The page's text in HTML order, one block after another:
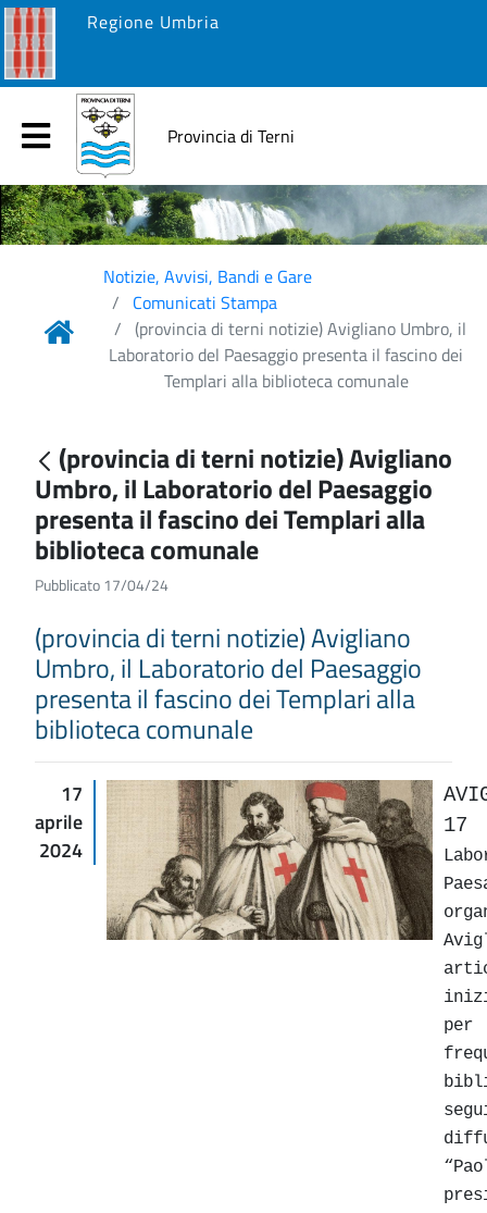
Regione Umbria
Provincia di Terni
Notizie, Avvisi, Bandi e Gare
Comunicati Stampa
(provincia di terni notizie) Avigliano Umbro, il
Laboratorio del Paesaggio presenta il fascino dei
Templari alla biblioteca comunale
(provincia di terni notizie) Avigliano
Umbro, il Laboratorio del Paesaggio
presenta il fascino dei Templari alla
biblioteca comunale
Pubblicato 17/04/24
(provincia di terni notizie) Avigliano
Umbro, il Laboratorio del Paesaggio
presenta il fascino dei Templari alla
biblioteca comunale
17
aprile
2024